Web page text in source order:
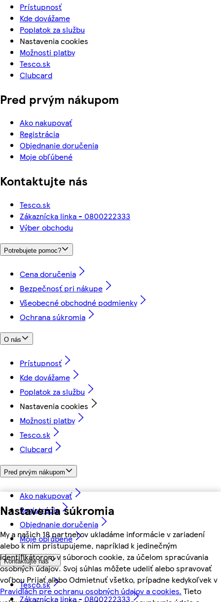
Nastavenia súkromia
My a našich 18 partnerov ukladáme informácie v zariadení
alebo k nim pristupujeme, napríklad k jedinečným
identifikátorom v súboroch cookie, za účelom spracúvania
osobných údajov. Svoj súhlas môžete udeliť alebo spravovať
voľbou Prijať alebo Odmietnuť všetko, prípadne kedykoľvek v
Pravidlách pre ochranu osobných údajov a cookies. Tieto
Prístupnosť
Kde dovážame
Poplatok za službu
Nastavenia cookies
Možnosti platby
Tesco.sk
Clubcard
Pred prvým nákupom
Ako nakupovať
Registrácia
Objednanie doručenia
Moje obľúbené
Kontaktujte nás
Tesco.sk
Zákaznícka linka - 0800222333
Výber obchodu
Potrebujete pomoc?
Cena doručenia
Bezpečnosť pri nákupe
Všeobecné obchodné podmienky
Ochrana súkromia
O nás
Prístupnosť
Kde dovážame
Poplatok za službu
Nastavenia cookies
Možnosti platby
Tesco.sk
Clubcard
Pred prvým nákupom
Ako nakupovať
Registrácia
Objednanie doručenia
Moje obľúbené
Kontaktujte nás
Tesco.sk
Zákaznícka linka - 0800222333